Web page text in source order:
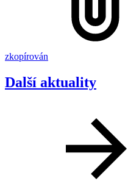
zkopírován
Další aktuality